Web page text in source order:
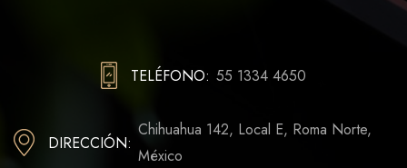
TELÉFONO: 55 1334 4650
DIRECCIÓN:
Chihuahua 142, Local E, Roma Norte,
México